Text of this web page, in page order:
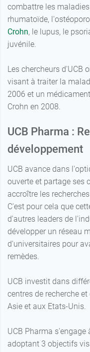
combattre les
rhumatoïde,
Crohn, le lupus, le
juvénile.
Les chercheurs d'UCB
visant à traiter la
2006 et un
Crohn en 2008.
UCB Pharma :
développement
UCB avance dans
ouverte et partage ses
accroître les
C'est pour cela que
d'autres leaders de
développer un réseau
d'universitaires pour
remèdes.
UCB investit dans
centres de recherche
Asie et aux Etats-Unis.
UCB Pharma s'engage
adoptant 3 objectifs